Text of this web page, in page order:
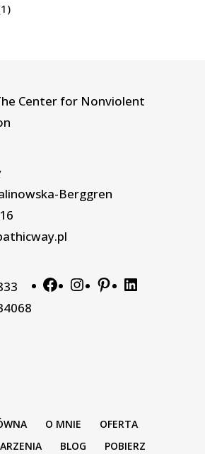
Berggren
Facebook
Instagram
Pinterest
LinkedIn
O MNIE
OFERTA
BLOG POBIERZ